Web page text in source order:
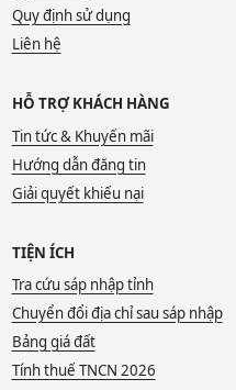
Quy định sử dụng
Liên hệ
HỖ TRỢ KHÁCH HÀNG
Tin tức & Khuyến mãi
Hướng dẫn đăng tin
Giải quyết khiếu nại
TIỆN ÍCH
Tra cứu sáp nhập tỉnh
Chuyển đổi địa chỉ sau sáp nhập
Bảng giá đất
Tính thuế TNCN 2026